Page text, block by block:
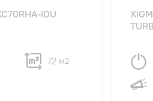
IDU
72 м2